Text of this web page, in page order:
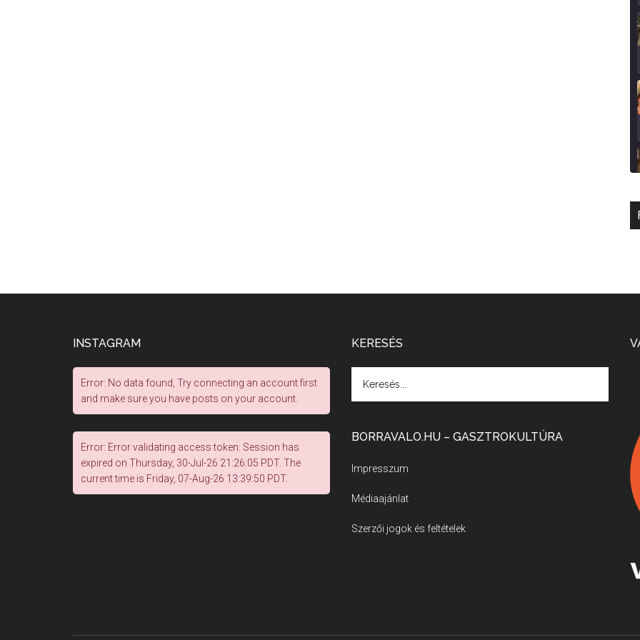
INSTAGRAM
Error: No data found, Try connecting an account first
and make sure you have posts on your account.
Error: Error validating access token: Session has
expired on Thursday, 30-Jul-26 21:26:05 PDT. The
current time is Friday, 07-Aug-26 13:39:50 PDT.
KERESÉS
BORRAVALO.HU – GASZTROKULTÚRA
Impresszum
Médiaajánlat
Szerzői jogok és feltételek